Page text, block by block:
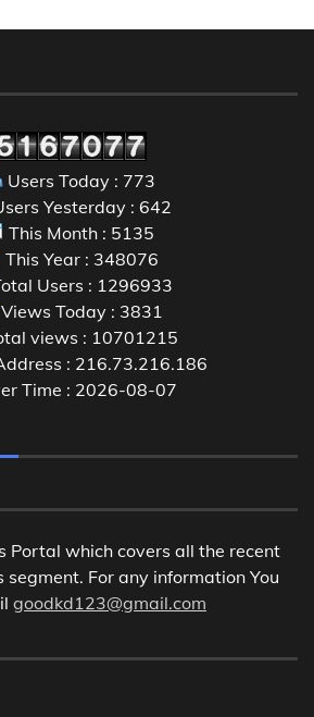
Users Today : 773
Yesterday : 642
This Month : 5135
This Year : 348076
Users : 1296933
Views Today : 3831
views : 10701215
: 216.73.216.186
Time : 2026-08-07
Portal which covers all the recent
segment. For any information You
goodkd123@gmail.com